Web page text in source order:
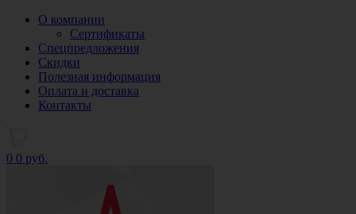
О компании
Сертификаты
Спецпредложения
Скидки
Полезная информация
Оплата и доставка
Контакты
0 0 руб.